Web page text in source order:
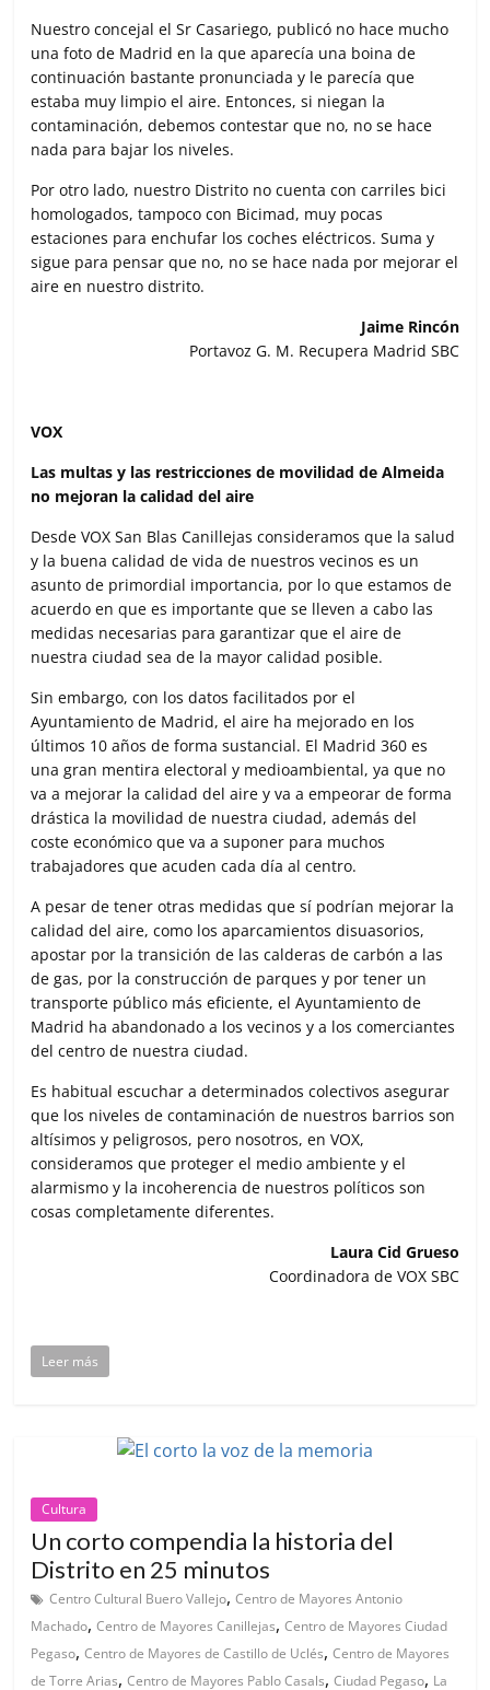
Nuestro concejal el Sr Casariego, publicó no hace mucho
una foto de Madrid en la que aparecía una boina de
continuación bastante pronunciada y le parecía que
estaba muy limpio el aire. Entonces, si niegan la
contaminación, debemos contestar que no, no se hace
nada para bajar los niveles.
Por otro lado, nuestro Distrito no cuenta con carriles bici
homologados, tampoco con Bicimad, muy pocas
estaciones para enchufar los coches eléctricos. Suma y
sigue para pensar que no, no se hace nada por mejorar el
aire en nuestro distrito.
Jaime Rincón
Portavoz G. M. Recupera Madrid SBC
VOX
Las multas y las restricciones de movilidad de Almeida
no mejoran la calidad del aire
Desde VOX San Blas Canillejas consideramos que la salud
y la buena calidad de vida de nuestros vecinos es un
asunto de primordial importancia, por lo que estamos de
acuerdo en que es importante que se lleven a cabo las
medidas necesarias para garantizar que el aire de
nuestra ciudad sea de la mayor calidad posible.
Sin embargo, con los datos facilitados por el
Ayuntamiento de Madrid, el aire ha mejorado en los
últimos 10 años de forma sustancial. El Madrid 360 es
una gran mentira electoral y medioambiental, ya que no
va a mejorar la calidad del aire y va a empeorar de forma
drástica la movilidad de nuestra ciudad, además del
coste económico que va a suponer para muchos
trabajadores que acuden cada día al centro.
A pesar de tener otras medidas que sí podrían mejorar la
calidad del aire, como los aparcamientos disuasorios,
apostar por la transición de las calderas de carbón a las
de gas, por la construcción de parques y por tener un
transporte público más eficiente, el Ayuntamiento de
Madrid ha abandonado a los vecinos y a los comerciantes
del centro de nuestra ciudad.
Es habitual escuchar a determinados colectivos asegurar
que los niveles de contaminación de nuestros barrios son
altísimos y peligrosos, pero nosotros, en VOX,
consideramos que proteger el medio ambiente y el
alarmismo y la incoherencia de nuestros políticos son
cosas completamente diferentes.
Laura Cid Grueso
Coordinadora de VOX SBC
Leer más
Cultura
Un corto compendia la historia del
Distrito en 25 minutos
Centro Cultural Buero Vallejo,Centro de Mayores Antonio
Machado,Centro de Mayores Canillejas,Centro de Mayores Ciudad
Pegaso,Centro de Mayores de Castillo de Uclés,Centro de Mayores
de Torre Arias,Centro de Mayores Pablo Casals,Ciudad Pegaso, La